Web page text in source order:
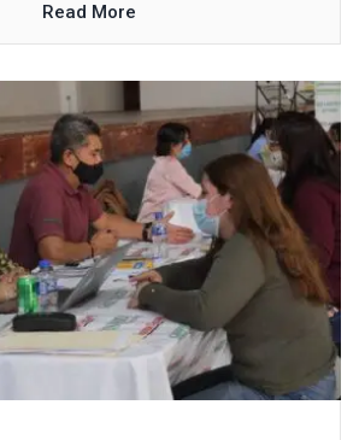
Read More